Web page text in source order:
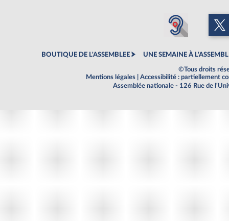
BOUTIQUE DE L'ASSEMBLEE UNE SEMAINE À
©Tous droits
Mentions légales
Accessibilité : partiellement
Assemblée nationale - 126 Rue de